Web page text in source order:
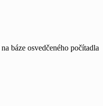
báze osvedčeného počítadla